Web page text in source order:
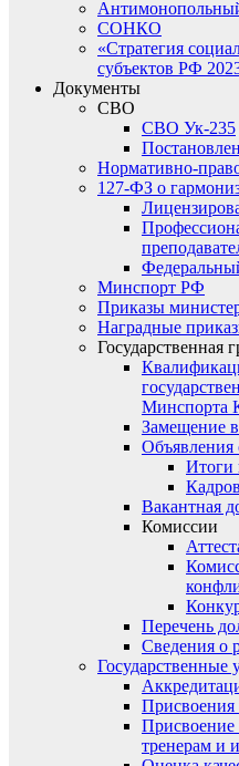
СОНКО
«Стратегия
субъектов РФ
Документы
СВО
СВО Ук-235
Нормативно-
127-ФЗ о
Минспорт РФ
Приказы
Наградные
Государственная
Минспорта
Замещение
Объявления
Итоги
Вакантная
Комиссии
Перечень
Сведения о
Государственные
Присвоения
Присвоение
тренерам и